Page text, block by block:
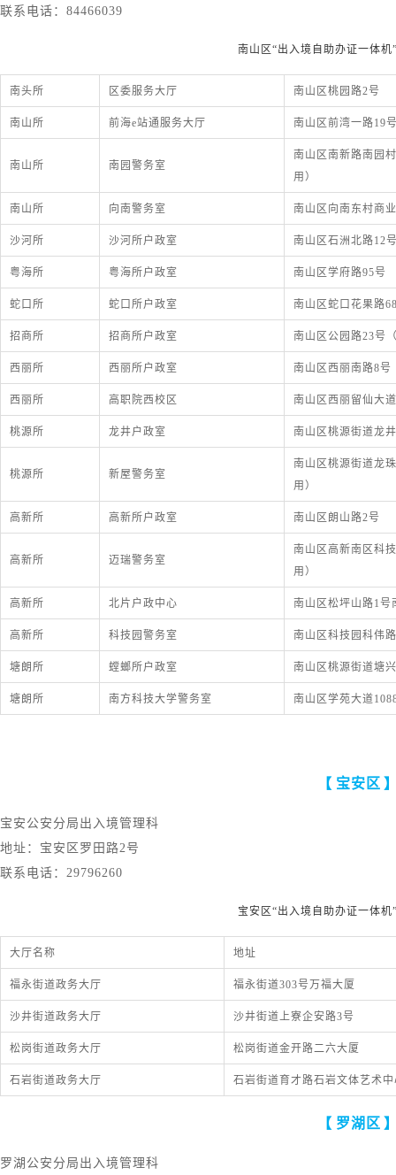
联系电话： 84466039
南山区 “出入境自助办证一体
南头所 区委服务大厅 南山区桃园路2号
南山所 前海e站通服务大厅 南山区前湾一路19
南山所 南园警务室
南山区南新路南园
用）
南山所 向南警务室 南山区向南东村商
沙河所 沙河所户政室 南山区石洲北路12
粤海所 粤海所户政室 南山区学府路95号
蛇口所 蛇口所户政室 南山区蛇口花果路
招商所 招商所户政室 南山区公园路23号
西丽所 西丽所户政室 南山区西丽南路8号
西丽所 高职院西校区 南山区西丽留仙大
桃源所 龙井户政室 南山区桃源街道龙
桃源所 新屋警务室
南山区桃源街道龙
用）
高新所 高新所户政室 南山区朗山路2号
高新所 迈瑞警务室
南山区高新南区科
用）
高新所 北片户政中心 南山区松坪山路1号
高新所 科技园警务室 南山区科技园科伟
塘朗所 螳螂所户政室 南山区桃源街道塘
塘朗所 南方科技大学警务室 南山区学苑大道
【 宝安区
宝安公安分局出入境管理科
地址：宝安区罗田路2号
联系电话： 29796260
宝安区 “出入境自助办证一体
大厅名称 地址
福永街道政务大厅 福永街道303号万福大厦
沙井街道政务大厅 沙井街道上寮企安路3号
松岗街道政务大厅 松岗街道金开路二六大厦
石岩街道政务大厅 石岩街道育才路石岩文体艺术
【 罗湖区
罗湖 公安分局出入境管理科